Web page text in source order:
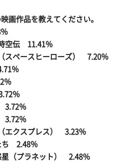
画作品を教えてください。
空伝 11.41％
スペースヒーローズ） 7.20％
％
％
％
3.72％
3.72％
エクスプレス） 3.23％
ち 2.48％
（プラネット） 2.48％